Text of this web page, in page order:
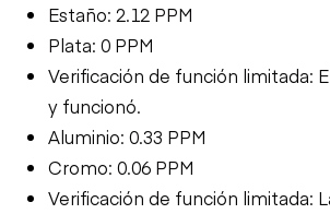
Estaño: 2.12 PPM
Plata: 0 PPM
Verificación de función limitada:
y funcionó.
Aluminio: 0.33 PPM
Cromo: 0.06 PPM
Verificación de función limitada: